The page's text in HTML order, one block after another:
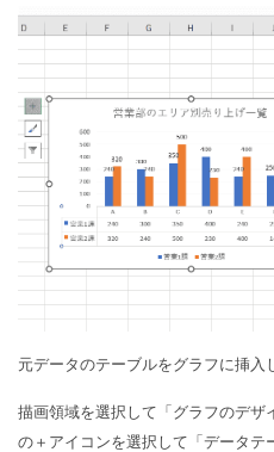
元データのテーブルをグラフに挿入
描画領域を選択して「グラフのデ
の＋アイコンを選択して「データテ